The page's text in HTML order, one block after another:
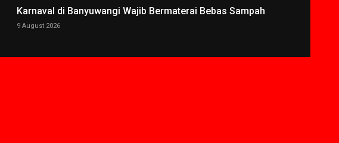
Karnaval di Banyuwangi Wajib Bermaterai Bebas Sampah
9 August 2026